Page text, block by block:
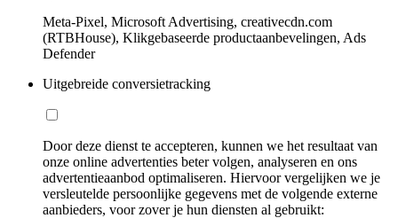
Meta-Pixel, Microsoft Advertising, creativecdn.com
(RTBHouse), Klikgebaseerde productaanbevelingen, Ads
Defender
Uitgebreide conversietracking
Door deze dienst te accepteren, kunnen we het resultaat van
onze online advertenties beter volgen, analyseren en ons
advertentieaanbod optimaliseren. Hiervoor vergelijken we je
versleutelde persoonlijke gegevens met de volgende externe
aanbieders, voor zover je hun diensten al gebruikt: